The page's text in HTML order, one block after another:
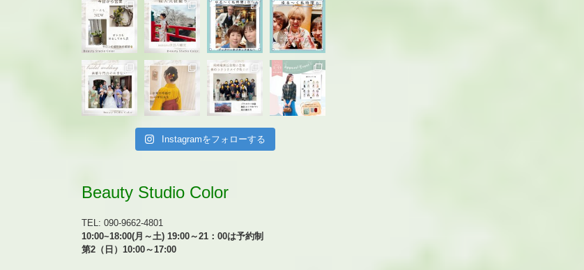
Instagramをフォローする
Beauty Studio Color
TEL: 090-9662-4801
10:00~18:00(月～土) 19:00～21：00は予約制
第2（日）10:00～17:00